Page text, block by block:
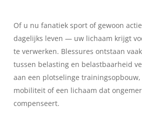
Of u nu fanatiek sport of gewoon
dagelijks leven — uw lichaam krijgt
te verwerken. Blessures ontstaan
tussen belasting en belastbaarheid
aan een plotselinge
mobiliteit of een lichaam dat
compenseert.